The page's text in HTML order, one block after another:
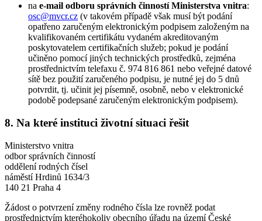
na e-mail odboru správních činností Ministerstva vnitra:
osc@mvcr.cz (v takovém případě však musí být podání
opatřeno zaručeným elektronickým podpisem založeným na
kvalifikovaném certifikátu vydaném akreditovaným
poskytovatelem certifikačních služeb; pokud je podání
učiněno pomocí jiných technických prostředků, zejména
prostřednictvím telefaxu č. 974 816 861 nebo veřejné datové
sítě bez použití zaručeného podpisu, je nutné jej do 5 dnů
potvrdit, tj. učinit jej písemně, osobně, nebo v elektronické
podobě podepsané zaručeným elektronickým podpisem).
8. Na které instituci životní situaci řešit
Ministerstvo vnitra
odbor správních činností
oddělení rodných čísel
náměstí Hrdinů 1634/3
140 21 Praha 4
Žádost o potvrzení změny rodného čísla lze rovněž podat
prostřednictvím kteréhokoliv obecního úřadu na území České